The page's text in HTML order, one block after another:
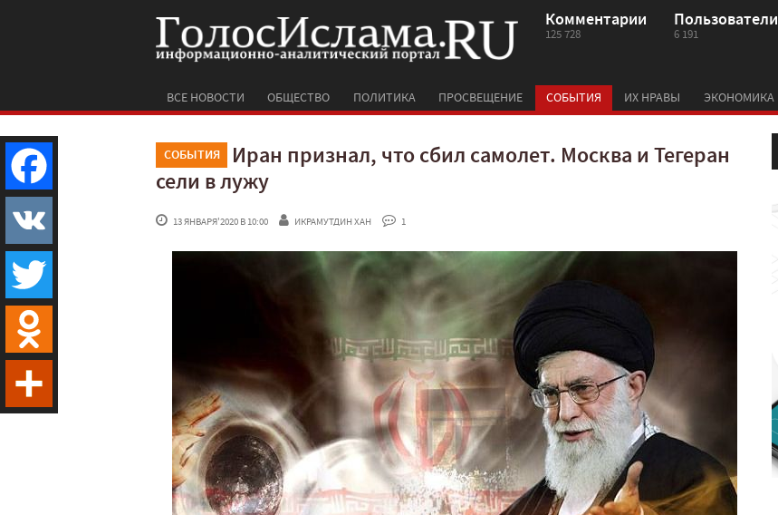
Комментарии
125 728
Пользователи
6 191
ВСЕ НОВОСТИ ОБЩЕСТВО ПОЛИТИКА ПРОСВЕЩЕНИЕ СОБЫТИЯ ИХ НРАВЫ ЭКОНОМИКА
СОБЫТИЯ
Иран признал, что сбил самолет. Москва и Тегеран
сели в лужу
13 ЯНВАРЯ'2020 В 10:00 ИКРАМУТДИН ХАН 1
Facebook
VK
Twitter
Odnoklassniki